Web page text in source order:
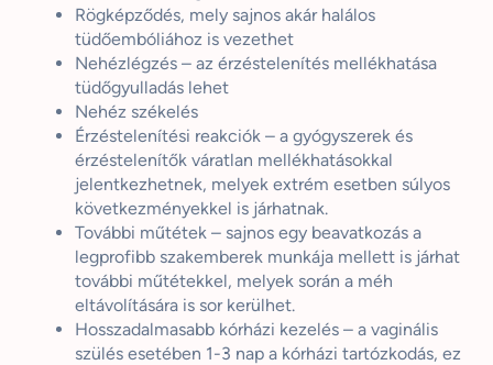
Rögképződés, mely sajnos akár halálos
tüdőembóliához is vezethet
Nehézlégzés – az érzéstelenítés mellékhatása
tüdőgyulladás lehet
Nehéz székelés
Érzéstelenítési reakciók – a gyógyszerek és
érzéstelenítők váratlan mellékhatásokkal
jelentkezhetnek, melyek extrém esetben súlyos
következményekkel is járhatnak.
További műtétek – sajnos egy beavatkozás a
legprofibb szakemberek munkája mellett is járhat
további műtétekkel, melyek során a méh
eltávolítására is sor kerülhet.
Hosszadalmasabb kórházi kezelés – a vaginális
szülés esetében 1-3 nap a kórházi tartózkodás, ez